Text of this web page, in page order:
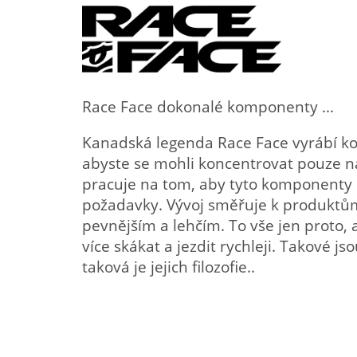
Race Face dokonalé komponenty ...
Kanadská legenda Race Face vyrábí
abyste se mohli koncentrovat pouze
pracuje na tom, aby tyto komponenty
požadavky. Vývoj směřuje k
pevnějším a lehčím. To vše jen
více skákat a jezdit rychleji. Takové
taková je jejich filozofie..